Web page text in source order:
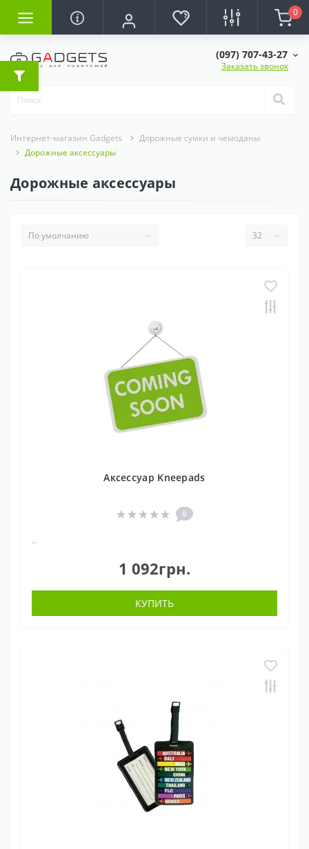
0
(097) 707-43-27
Заказать звонок
Интернет-магазин Gadgets
Дорожные сумки и чемоданы
Дорожные аксессуары
Дорожные аксессуары
Аксессуар Kneepads
0
..
1 092грн.
КУПИТЬ